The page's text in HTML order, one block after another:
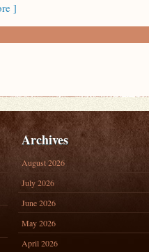
]
Archives
August 2026
July 2026
June 2026
May 2026
April 2026